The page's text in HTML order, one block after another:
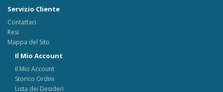
Servizio Cliente
Contattaci
Resi
Mappa del Sito
Il Mio Account
Il Mio Account
Storico Ordini
Lista dei Desideri